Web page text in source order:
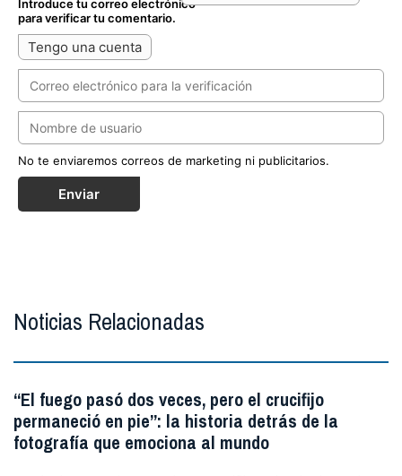
Introduce tu correo electrónico
para verificar tu comentario.
Tengo una cuenta
No te enviaremos correos de marketing ni publicitarios.
Enviar
Noticias Relacionadas
“El fuego pasó dos veces, pero el crucifijo
permaneció en pie”: la historia detrás de la
fotografía que emociona al mundo